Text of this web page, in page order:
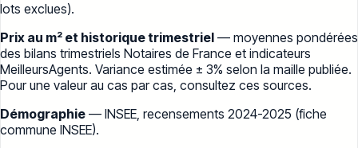
lots exclues).
Prix au m² et historique trimestriel — moyennes pondérées
des bilans trimestriels Notaires de France et indicateurs
MeilleursAgents. Variance estimée ± 3% selon la maille publiée.
Pour une valeur au cas par cas, consultez ces sources.
Démographie — INSEE, recensements 2024-2025 (fiche
commune INSEE).